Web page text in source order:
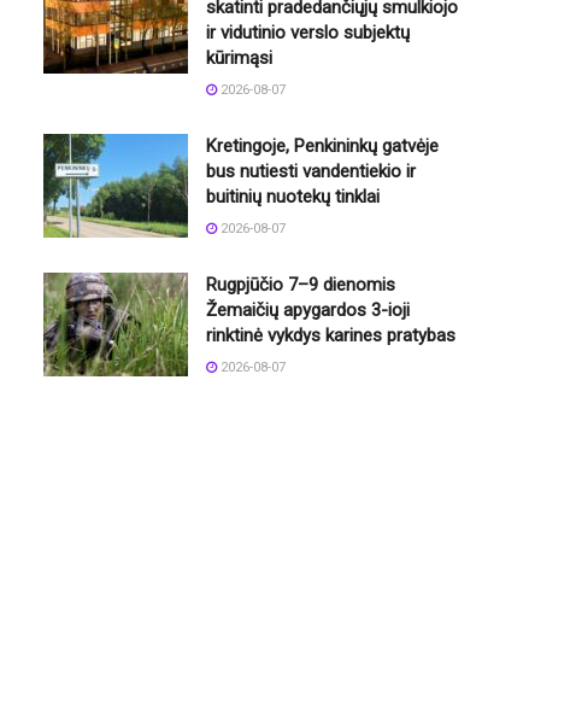
skatinti pradedančiųjų smulkiojo
ir vidutinio verslo subjektų
kūrimąsi
2026-08-07
Kretingoje, Penkininkų gatvėje
bus nutiesti vandentiekio ir
buitinių nuotekų tinklai
2026-08-07
Rugpjūčio 7–9 dienomis
Žemaičių apygardos 3-ioji
rinktinė vykdys karines pratybas
2026-08-07